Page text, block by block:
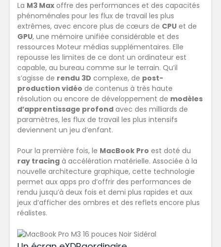
La M3 Max offre des performances et des capacités
phénoménales pour les flux de travail les plus
extrêmes, avec encore plus de cœurs de CPU et de
GPU, une mémoire unifiée considérable et des
ressources Moteur médias supplémentaires. Elle
repousse les limites de ce dont un ordinateur est
capable, au bureau comme sur le terrain. Qu’il
s’agisse de rendu 3D complexe, de post-
production vidéo de contenus à très haute
résolution ou encore de développement de modèles
d’apprentissage profond avec des milliards de
paramètres, les flux de travail les plus intensifs
deviennent un jeu d’enfant.
Pour la première fois, le MacBook Pro est doté du
ray tracing à accélération matérielle. Associée à la
nouvelle architecture graphique, cette technologie
permet aux apps pro d’offrir des performances de
rendu jusqu’à deux fois et demi plus rapides et aux
jeux d’afficher des ombres et des reflets encore plus
réalistes.